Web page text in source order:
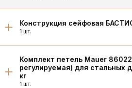
Конструкция сейфовая
1 шт.
Комплект петель Mauer
регулируемая) для стальных
кг
1 шт.